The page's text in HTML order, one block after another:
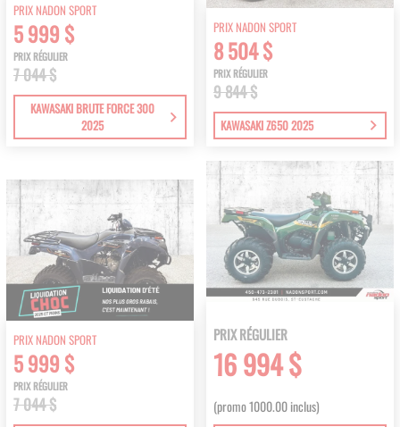
PRIX NADON SPORT
5 999 $
PRIX RÉGULIER
7 044 $
KAWASAKI BRUTE FORCE 300
2025
PRIX NADON SPORT
8 504 $
PRIX RÉGULIER
9 844 $
KAWASAKI Z650 2025
PRIX NADON SPORT
5 999 $
PRIX RÉGULIER
7 044 $
PRIX RÉGULIER
16 994 $
(promo 1000.00 inclus)